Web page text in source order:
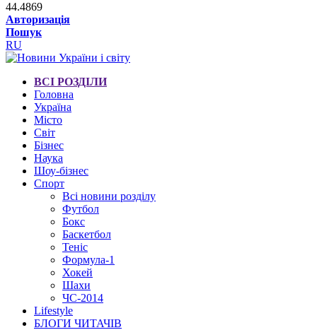
44.4869
Авторизація
Пошук
RU
ВСІ РОЗДІЛИ
Головна
Україна
Місто
Світ
Бізнес
Наука
Шоу-бізнес
Спорт
Всі новини розділу
Футбол
Бокс
Баскетбол
Теніс
Формула-1
Хокей
Шахи
ЧС-2014
Lifestyle
БЛОГИ ЧИТАЧІВ